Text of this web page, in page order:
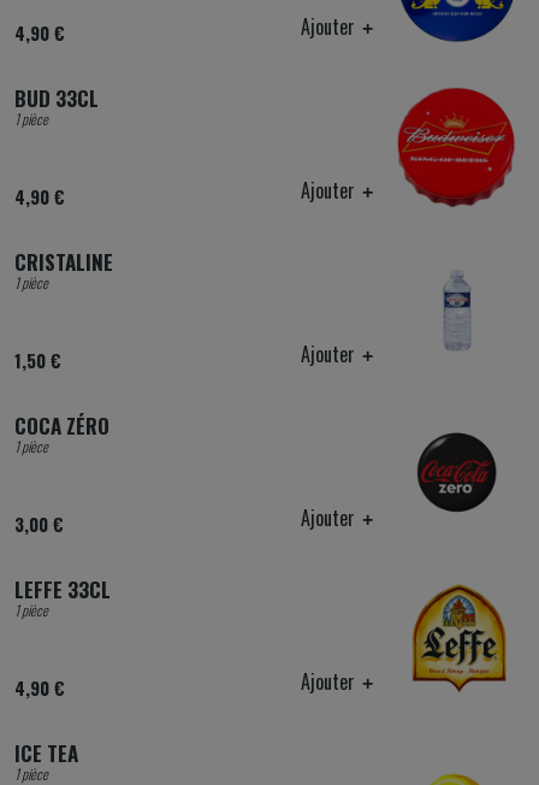
4,90 € Ajouter
BUD 33CL
1 pièce
4,90 € Ajouter
CRISTALINE
1 pièce
1,50 € Ajouter
COCA ZÉRO
1 pièce
3,00 € Ajouter
LEFFE 33CL
1 pièce
4,90 € Ajouter
ICE TEA
1 pièce